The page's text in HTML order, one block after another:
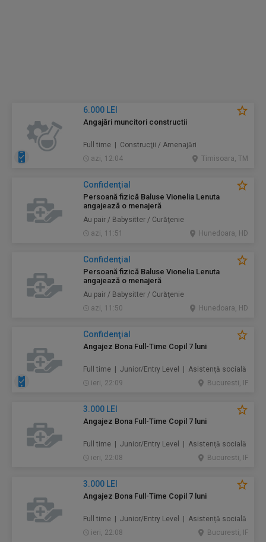
6.000 LEI
Angajări muncitori constructii
Full time | Construcţii / Amenajări
azi, 12:04
Timisoara, TM
Confidenţial
Persoană fizică Baluse Vionelia Lenuta
angajează o menajeră
Au pair / Babysitter / Curăţenie
azi, 11:51
Hunedoara, HD
Confidenţial
Persoană fizică Baluse Vionelia Lenuta
angajează o menajeră
Au pair / Babysitter / Curăţenie
azi, 11:50
Hunedoara, HD
Confidenţial
Angajez Bona Full-Time Copil 7 luni
Full time | Junior/Entry Level | Asistență socială
ieri, 22:09
Bucuresti, IF
3.000 LEI
Angajez Bona Full-Time Copil 7 luni
Full time | Junior/Entry Level | Asistență socială
ieri, 22:08
Bucuresti, IF
3.000 LEI
Angajez Bona Full-Time Copil 7 luni
Full time | Junior/Entry Level | Asistență socială
ieri, 22:08
Bucuresti, IF